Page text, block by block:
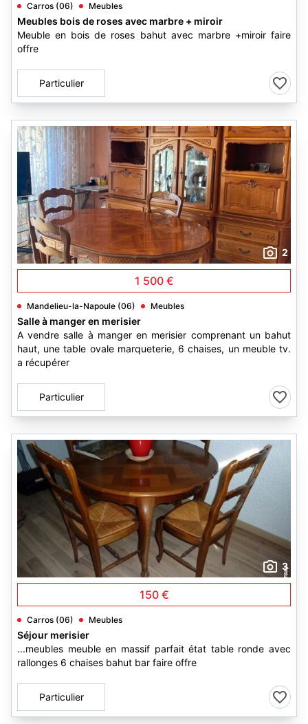
Carros (06) Meubles
Meubles bois de roses avec marbre + miroir
Meuble en bois de roses bahut avec marbre +miroir faire
offre
Particulier
2
1 500 €
Mandelieu-la-Napoule (06) Meubles
Salle à manger en merisier
A vendre salle à manger en merisier comprenant un bahut
haut, une table ovale marqueterie, 6 chaises, un meuble tv.
a récupérer
Particulier
3
150 €
Carros (06) Meubles
Séjour merisier
...meubles meuble en massif parfait état table ronde avec
rallonges 6 chaises bahut bar faire offre
Particulier